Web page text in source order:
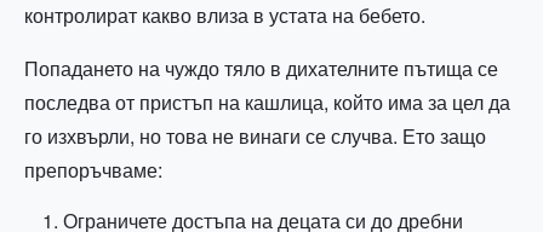
контролират какво влиза в устата на бебето.
Попадането на чуждо тяло в дихателните пътища се
последва от пристъп на кашлица, който има за цел да
го изхвърли, но това не винаги се случва. Ето защо
препоръчваме:
Ограничете достъпа на децата си до дребни